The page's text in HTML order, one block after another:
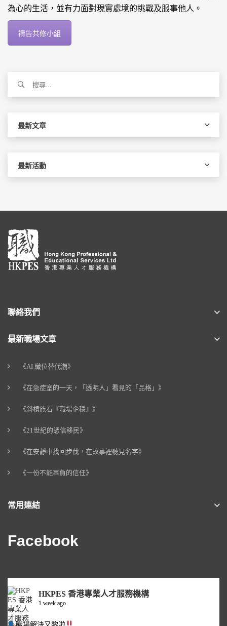
為心的生活，並有力面對現實處境的挑戰及服事他人。
禱告共修小組
關
最新文章
最新活動
聯絡我們
最新職場文章
《AI 職位替代潮》
《在急症室的一天，「透明人」看見的「品格」》
《斜槓族看『職場企穩』》
《21世紀的憑信移民》
《在安靜中找回步伐，在故事裡聽見名字》
《一份不能辜負的信任》
常用連結
Facebook
HKPES 香港專業人才服務機構
1 week ago